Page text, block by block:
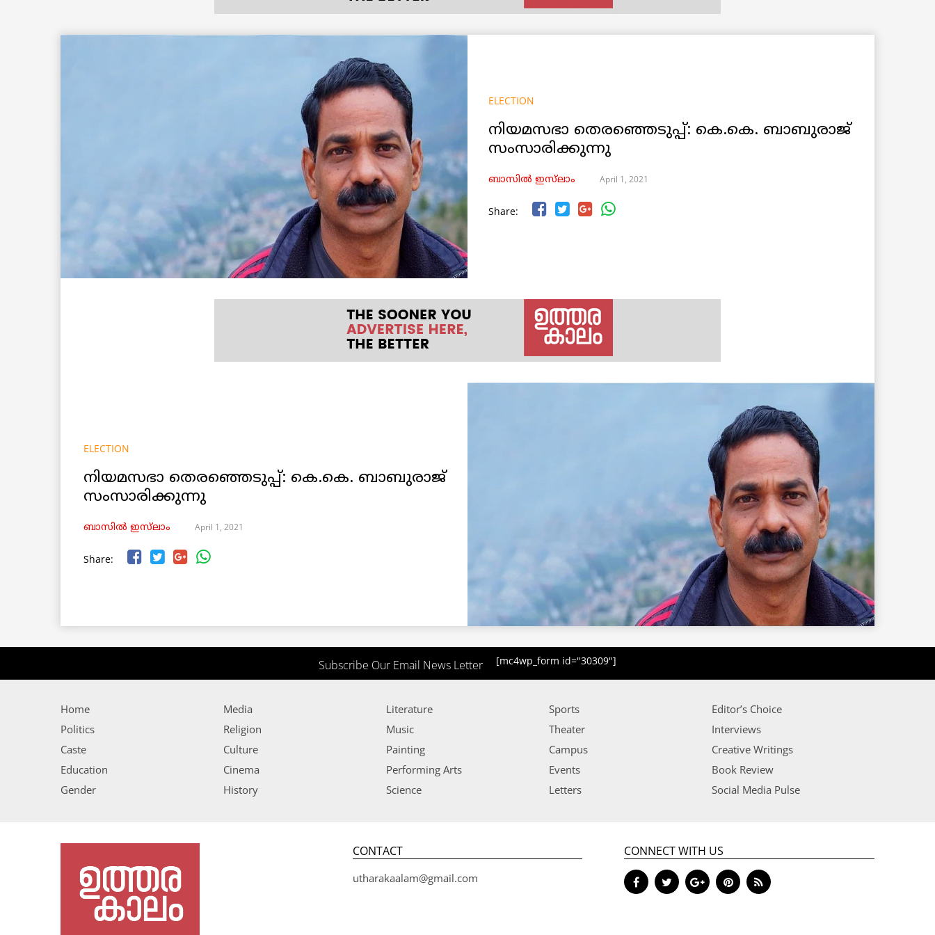
ELECTION
നിയമസഭാ തെരഞ്ഞെടുപ്പ്: കെ.കെ. ബാബുരാജ്
സംസാരിക്കുന്നു
ബാസിൽ ഇസ്‌ലാം April 1, 2021
Share:
ELECTION
നിയമസഭാ തെരഞ്ഞെടുപ്പ്: കെ.കെ. ബാബുരാജ്
സംസാരിക്കുന്നു
ബാസിൽ ഇസ്‌ലാം April 1, 2021
Share:
Subscribe Our Email News Letter [mc4wp_form id="30309"]
Home
Politics
Caste
Education
Gender
Media
Religion
Culture
Cinema
History
Literature
Music
Painting
Performing Arts
Science
Sports
Theater
Campus
Events
Letters
Editor’s Choice
Interviews
Creative Writings
Book Review
Social Media Pulse
CONTACT
utharakaalam@gmail.com
CONNECT WITH US